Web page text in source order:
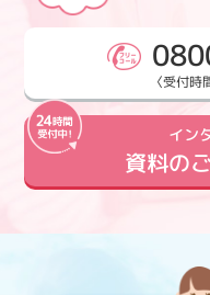
〈受付
イン
資料の